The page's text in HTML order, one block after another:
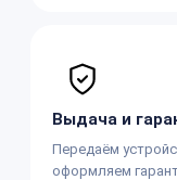
Выдача и
Передаём
оформляем